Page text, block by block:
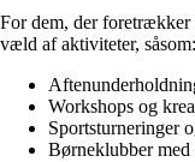
For dem, der foretrækker
væld af aktiviteter, såsom:
Workshops og
Sportsturneringer
Børneklubber